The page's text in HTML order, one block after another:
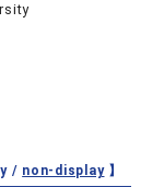
/ non-display】